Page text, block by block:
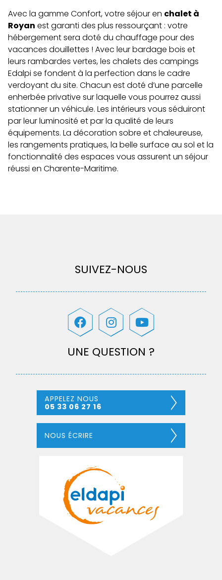
Avec la gamme Confort, votre séjour en chalet à
Royan est garanti des plus ressourçant : votre
hébergement sera doté du chauffage pour des
vacances douillettes ! Avec leur bardage bois et
leurs rambardes vertes, les chalets des campings
Edalpi se fondent à la perfection dans le cadre
verdoyant du site. Chacun est doté d’une parcelle
enherbée privative sur laquelle vous pourrez aussi
stationner un véhicule. Les intérieurs vous séduiront
par leur luminosité et par la qualité de leurs
équipements. La décoration sobre et chaleureuse,
les rangements pratiques, la belle surface au sol et la
fonctionnalité des espaces vous assurent un séjour
réussi en Charente-Maritime.
SUIVEZ-NOUS
UNE QUESTION ?
APPELEZ NOUS
05 33 06 27 16
NOUS ÉCRIRE